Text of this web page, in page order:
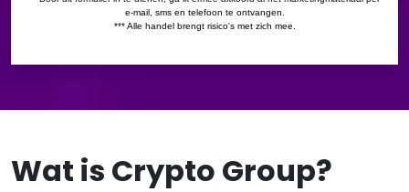
Wat is Crypto Group?